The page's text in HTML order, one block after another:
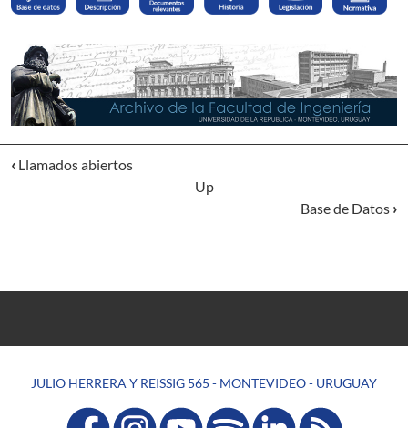
‹ Llamados abiertos
Up
Base de Datos ›
JULIO HERRERA Y REISSIG 565 - MONTEVIDEO - URUGUAY